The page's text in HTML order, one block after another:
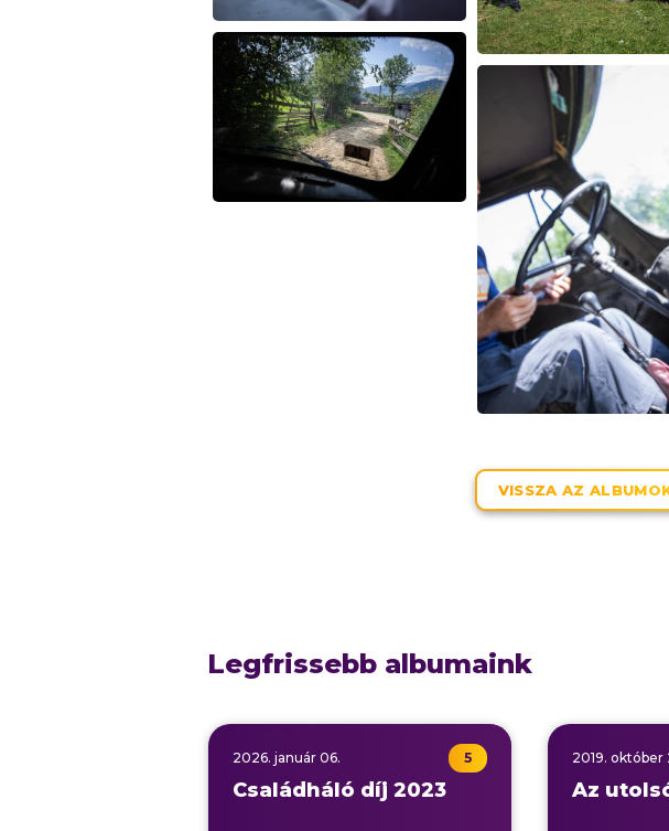
VISSZA AZ
Legfrissebb albumaink
2026. január 06. 5
Családháló díj 2023
2019. október
Az